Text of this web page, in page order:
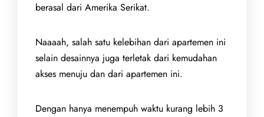
berasal dari Amerika Serikat.
Naaaah, salah satu kelebihan dari apartemen ini
selain desainnya juga terletak dari kemudahan
akses menuju dan dari apartemen ini.
Dengan hanya menempuh waktu kurang lebih 3